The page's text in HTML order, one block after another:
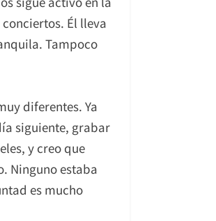
Él lleva
Tampoco
diferentes. Ya
siguiente, grabar
y creo que
Ninguno estaba
es mucho